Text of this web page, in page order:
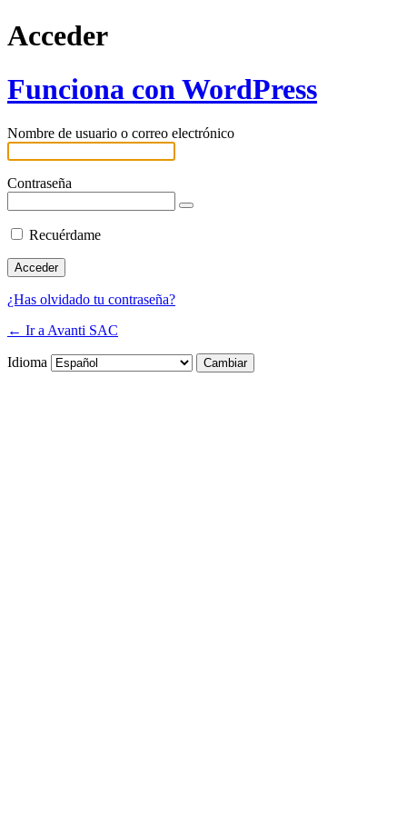
Acceder
Funciona con WordPress
Nombre de usuario o correo electrónico
Contraseña
Recuérdame
¿Has olvidado tu contraseña?
← Ir a Avanti SAC
Idioma